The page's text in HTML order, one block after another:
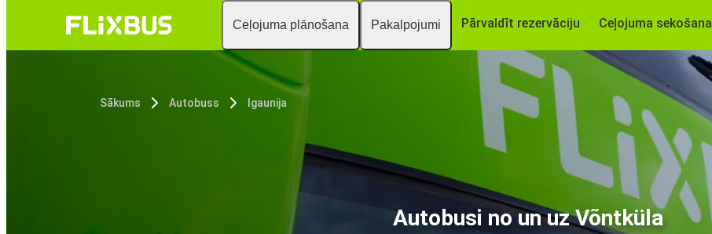
Ceļojuma plānošana Pakalpojumi Pārvaldīt rezervāciju Ceļojuma sekošana
Sākums Autobuss Igaunija
Autobusi no un uz Võntküla